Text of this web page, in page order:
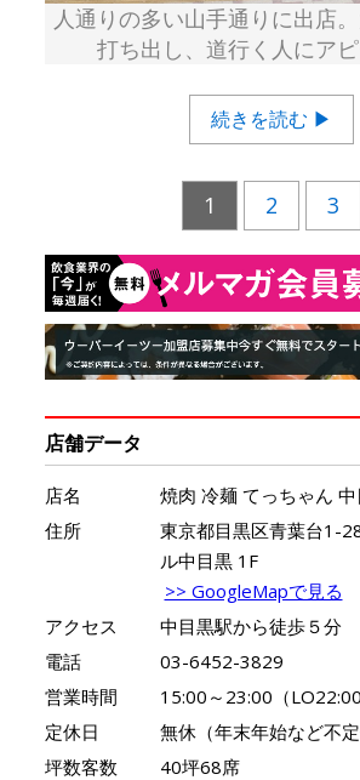
人通りの多い山手通りに出店
打ち出し、道行く人にア
続きを読む ▶
1 2 3
店舗データ
店名
焼肉 冷麺 てっちゃん
住所
東京都目黒区青葉台1-
ル中目黒 1F
>> GoogleMapで見る
アクセス
中目黒駅から徒歩５分
電話
03-6452-3829
営業時間
15:00～23:00（LO22:00
定休日
無休（年末年始など不定
坪数客数
40坪68席